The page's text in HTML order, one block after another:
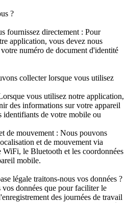
?
fournissez directement : Pour
application, vous devez nous
numéro de document d'identité
collecter lorsque vous utilisez
vous utilisez notre application,
des informations sur votre appareil
identifiants de votre mobile ou
de mouvement : Nous pouvons
et de mouvement via
WiFi, le Bluetooth et les coordonnées
mobile.
légale traitons-nous vos données ?
données que pour faciliter le
des journées de travail